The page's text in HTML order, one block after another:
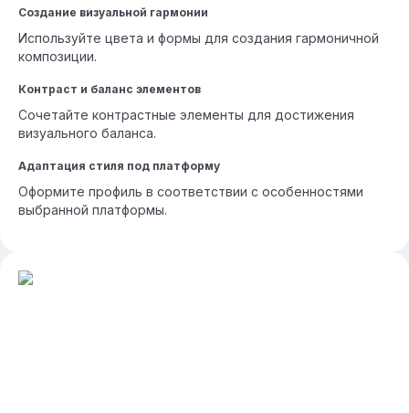
Создание визуальной гармонии
Используйте цвета и формы для создания гармоничной
композиции.
Контраст и баланс элементов
Сочетайте контрастные элементы для достижения
визуального баланса.
Адаптация стиля под платформу
Оформите профиль в соответствии с особенностями
выбранной платформы.